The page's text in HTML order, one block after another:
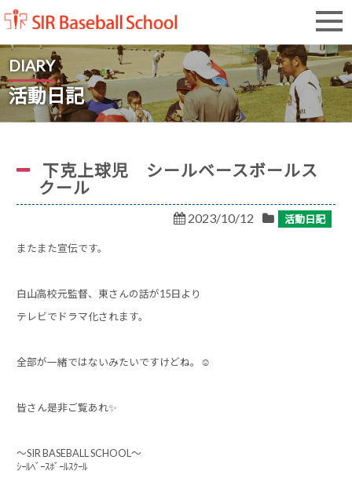
SIR Baseball School
DIARY
活動日記
下克上球児 シールベースボールス
クール
2023/10/12 活動日記
またまた宣伝です。
白山高校元監督、東さんの話が15日より
テレビでドラマ化されます。
全部が一緒ではないみたいですけどね。☺️
皆さん是非ご覧あれ✨
～SIR BASEBALL SCHOOL～
ｼｰﾙﾍﾞｰｽﾎﾞｰﾙｽｸｰﾙ